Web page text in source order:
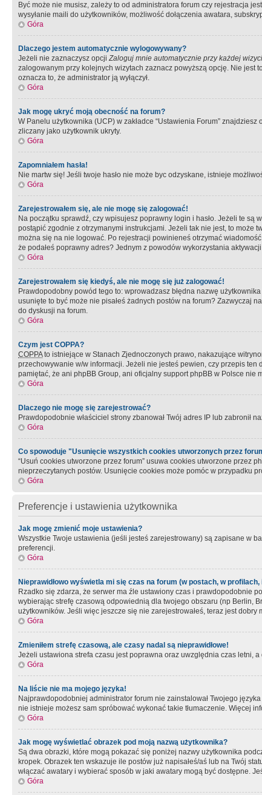
Być może nie musisz, zależy to od administratora forum czy rejestracja
wysyłanie maili do użytkowników, możliwość dołączenia awatara,
Góra
Dlaczego jestem automatycznie wylogowywany?
Jeżeli nie zaznaczysz opcjiZaloguj mnie automatycznie przy każdej
zalogowanym przy kolejnych wizytach zaznacz powyższą opcję. Nie
oznacza to, że administrator ją wyłączył.
Góra
Jak mogę ukryć moją obecność na forum?
W Panelu użytkownika (UCP) w zakładce “Ustawienia Forum”
zliczany jako użytkownik ukryty.
Góra
Zapomniałem hasła!
Nie martw się! Jeśli twoje hasło nie może byc odzyskane, istnieje
Góra
Zarejestrowałem się, ale nie mogę się zalogować!
Na początku sprawdź, czy wpisujesz poprawny login i hasło. Jeżeli te są
postąpić zgodnie z otrzymanymi instrukcjami. Jeżeli tak nie jest, to może
można się na nie logować. Po rejestracji powinieneś otrzymać
że podałeś poprawny adres? Jednym z powodów wykorzystania
Góra
Zarejestrowałem się kiedyś, ale nie mogę się już zalogować!
Prawdopodobny powód tego to: wprowadzasz błędna nazwę
usunięte to być może nie pisałeś żadnych postów na forum? Zazwyczaj
do dyskusji na forum.
Góra
Czym jest COPPA?
COPPAto istniejące w Stanach Zjednoczonych prawo, nakazujące
przechowywanie w/w informacji. Jeżeli nie jesteś pewien, czy przepis
pamiętać, że ani phpBB Group, ani oficjalny support phpBB w Polsce
Góra
Dlaczego nie mogę się zarejestrować?
Prawdopodobnie właściciel strony zbanował Twój adres IP lub zabronił
Góra
Co spowoduje "Usunięcie wszystkich cookies utworzonych przez
“Usuń cookies utworzone przez forum” usuwa cookies utworzone przez
nieprzeczytanych postów. Usunięcie cookies może pomóc w przypadku
Góra
Preferencje i ustawienia użytkownika
Jak mogę zmienić moje ustawienia?
Wszystkie Twoje ustawienia (jeśli jesteś zarejestrowany) są zapisane w
preferencji.
Góra
Nieprawidłowo wyświetla mi się czas na forum (w postach, w profilach,
Rzadko się zdarza, że serwer ma źle ustawiony czas i prawdopodobnie
wybierając strefę czasową odpowiednią dla twojego obszaru (np Berlin,
użytkowników. Jeśli więc jeszcze się nie zarejestrowałeś, teraz jest dobry
Góra
Zmieniłem strefę czasową, ale czasy nadal są nieprawidłowe!
Jeżeli ustawiona strefa czasu jest poprawna oraz uwzględnia czas letni,
Góra
Na liście nie ma mojego języka!
Najprawdopodobniej administrator forum nie zainstalował Twojego
nie istnieje możesz sam spróbować wykonać takie tłumaczenie. Więcej
Góra
Jak mogę wyświetlać obrazek pod moją nazwą użytkownika?
Są dwa obrazki, które mogą pokazać się poniżej nazwy użytkownika
kropek. Obrazek ten wskazuje ile postów już napisałeś/aś lub na Twój
włączać awatary i wybierać sposób w jaki awatary mogą być dostępne.
Góra